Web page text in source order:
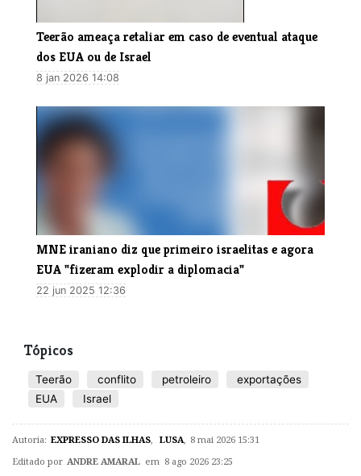
Teerão ameaça retaliar em caso de eventual ataque
dos EUA ou de Israel
8 jan 2026 14:08
MNE iraniano diz que primeiro israelitas e agora
EUA "fizeram explodir a diplomacia"
22 jun 2025 12:36
Tópicos
Teerão conflito petroleiro
exportações
EUA
Israel
Autoria: EXPRESSO DAS ILHAS LUSA 8 mai 2026 15:31
Editado por ANDRE AMARAL em 8 ago 2026 23:25